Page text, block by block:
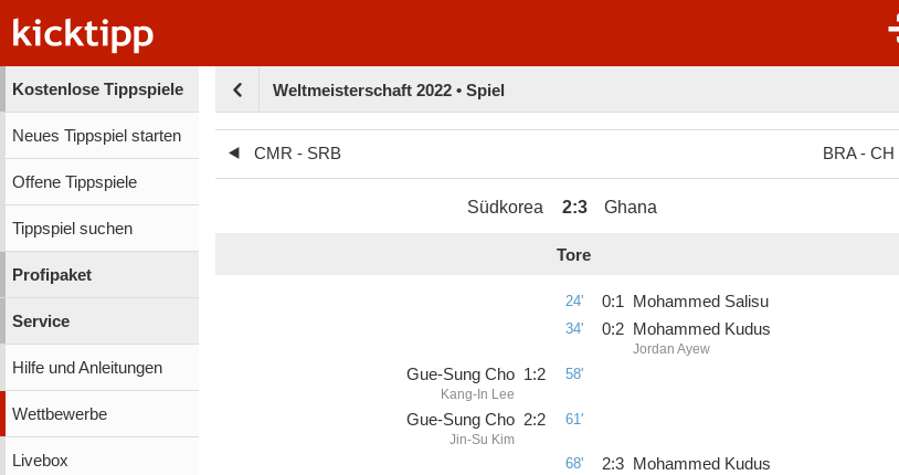
Kostenlose Tippspiele
Neues Tippspiel starten
Offene Tippspiele
Tippspiel suchen
Profipaket
Service
Hilfe und Anleitungen
Wettbewerbe
Livebox
Weltmeisterschaft 2022 • Spiel
CMR - SRB BRA - CH
Südkorea 2:3 Ghana
Tore
24' 0:1 Mohammed Salisu
34' 0:2 Mohammed Kudus
Jordan Ayew
Gue-Sung Cho
Kang-In Lee
1:2 58'
Gue-Sung Cho
Jin-Su Kim
2:2 61'
68' 2:3 Mohammed Kudus